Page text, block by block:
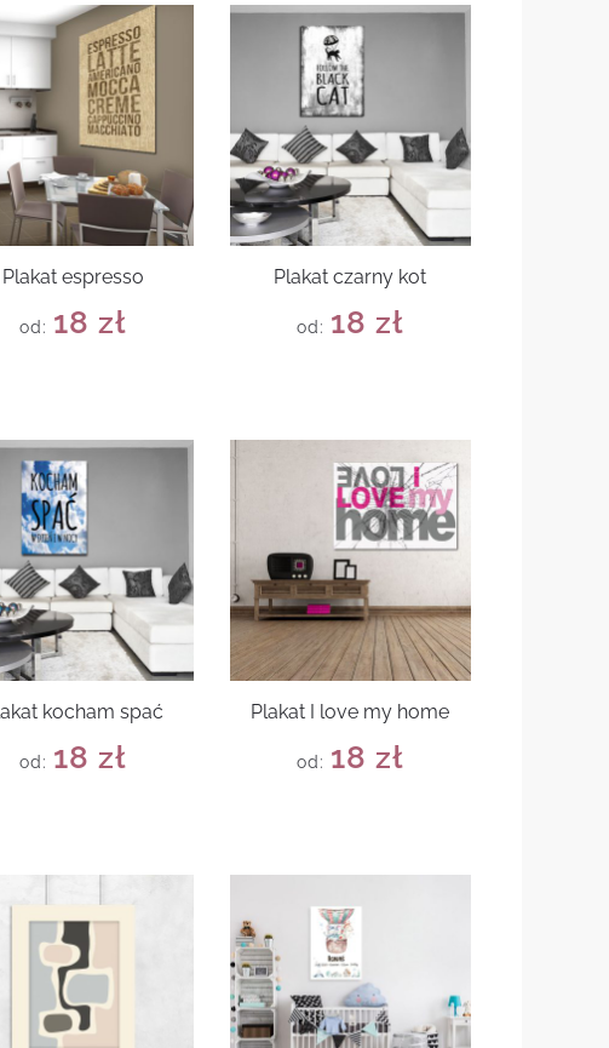
Plakat espresso
od: 18zł
Plakat czarny kot
od: 18zł
kocham spać
od: 18zł
Plakat I love my home
od: 18zł